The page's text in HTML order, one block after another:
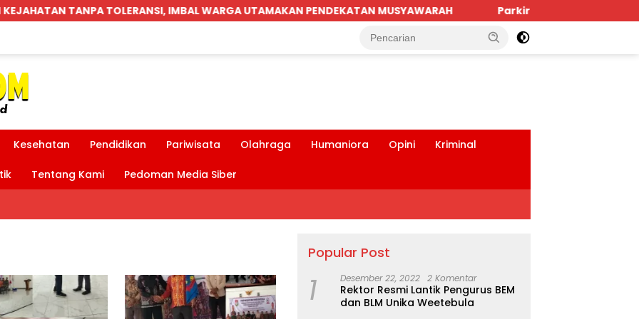
IMBAL WARGA UTAMAKAN PENDEKATAN MUSYAWARAH Parkiran Indomaret dan Bank BRI SBD Mengancam
Kesehatan Pendidikan Pariwisata Olahraga Humaniora Opini Kriminal
Tentang Kami Pedoman Media Siber
Popular Post
1 Desember 22, 2022 2 Komentar
Rektor Resmi Lantik Pengurus BEM
dan BLM Unika Weetebula